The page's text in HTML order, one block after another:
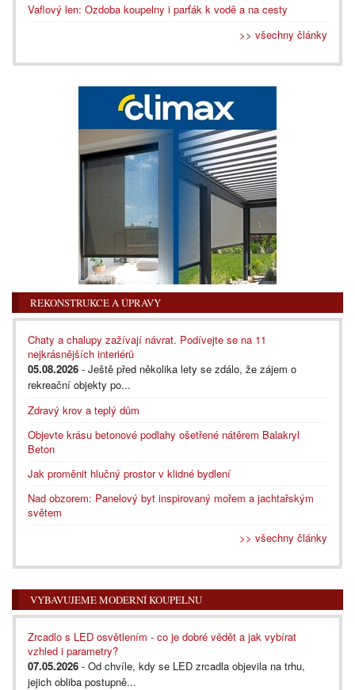
Vaflový len: Ozdoba koupelny i parťák k vodě a na cesty
>> všechny články
REKONSTRUKCE A ÚPRAVY
Chaty a chalupy zažívají návrat. Podívejte se na 11
nejkrásnějších interiérů
05.08.2026 - Ještě před několika lety se zdálo, že zájem o
rekreační objekty po...
Zdravý krov a teplý dům
Objevte krásu betonové podlahy ošetřené nátěrem Balakryl
Beton
Jak proměnit hlučný prostor v klidné bydlení
Nad obzorem: Panelový byt inspirovaný mořem a jachtařským
světem
>> všechny články
VYBAVUJEME MODERNÍ KOUPELNU
Zrcadlo s LED osvětlením - co je dobré vědět a jak vybírat
vzhled i parametry?
07.05.2026 - Od chvíle, kdy se LED zrcadla objevila na trhu,
jejich obliba postupně...